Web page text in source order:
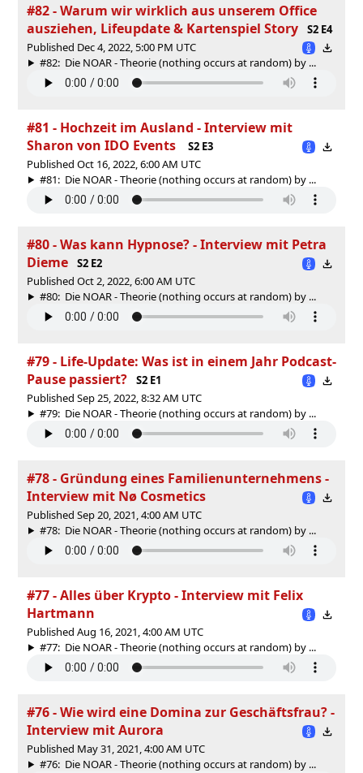
#82 - Warum wir wirklich aus unserem Office
ausziehen, Lifeupdate & Kartenspiel Story
S2 E4
Published Dec 4, 2022, 5:00 PM UTC
#82: Die NOAR - Theorie (nothing occurs at random) by ...
#81 - Hochzeit im Ausland - Interview mit
Sharon von IDO Events
S2 E3
Published Oct 16, 2022, 6:00 AM UTC
#81: Die NOAR - Theorie (nothing occurs at random) by ...
#80 - Was kann Hypnose? - Interview mit Petra
Dieme
S2 E2
Published Oct 2, 2022, 6:00 AM UTC
#80: Die NOAR - Theorie (nothing occurs at random) by ...
#79 - Life-Update: Was ist in einem Jahr Podcast-
Pause passiert?
S2 E1
Published Sep 25, 2022, 8:32 AM UTC
#79: Die NOAR - Theorie (nothing occurs at random) by ...
#78 - Gründung eines Familienunternehmens -
Interview mit Nø Cosmetics
Published Sep 20, 2021, 4:00 AM UTC
#78: Die NOAR - Theorie (nothing occurs at random) by ...
#77 - Alles über Krypto - Interview mit Felix
Hartmann
Published Aug 16, 2021, 4:00 AM UTC
#77: Die NOAR - Theorie (nothing occurs at random) by ...
#76 - Wie wird eine Domina zur Geschäftsfrau? -
Interview mit Aurora
Published May 31, 2021, 4:00 AM UTC
#76: Die NOAR - Theorie (nothing occurs at random) by ...